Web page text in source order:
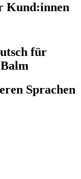
Kund:innen
für
Sprachen